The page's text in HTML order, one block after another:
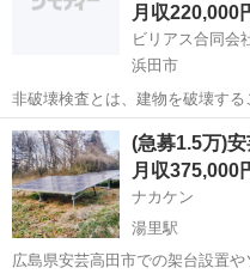
月収220,000
ビリアス合同会
浜田市
非破壊検査とは、建物を破壊す
す。 大きな建造物や発電所の機械など、 様々なものを検査いたしま
す。 実際に検査を行うためには資格が必要ですが、 今回弊社では資格
がなくてもお仕...
島根 浜田市 土木 未
(急募1.5万)
月収375,000
ナカケン
湯里駅
広島県安芸高田市での架台設置